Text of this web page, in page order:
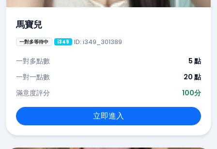
馬寶兒
一對多等待中 i349 ID: i349_301389
一對多點數
5 點
一對一點數
20 點
滿意度評分
100分
立即進入